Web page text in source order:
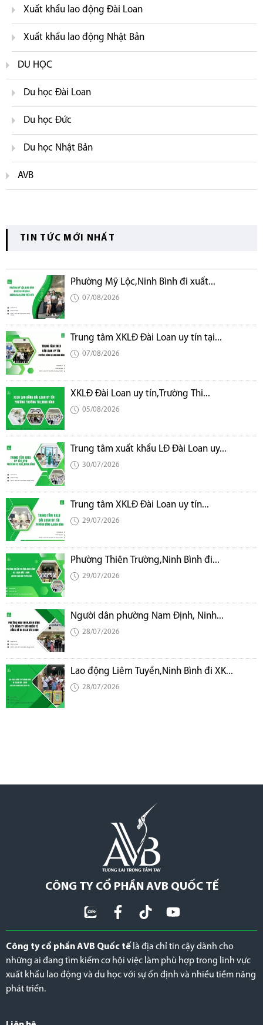
Xuất khẩu lao động Đài Loan
Xuất khẩu lao động Nhật Bản
DU HỌC
Du học Đài Loan
Du học Đức
Du học Nhật Bản
AVB
TIN TỨC MỚI NHẤT
Phường Mỹ Lộc,Ninh Bình đi xuất...
07/08/2026
Trung tâm XKLĐ Đài Loan uy tín tại...
07/08/2026
XKLĐ Đài Loan uy tín,Trường Thi...
05/08/2026
Trung tâm xuất khẩu LĐ Đài Loan uy...
30/07/2026
Trung tâm XKLĐ Đài Loan uy tín...
29/07/2026
Phường Thiên Trường,Ninh Bình đi...
29/07/2026
Người dân phường Nam Định, Ninh...
28/07/2026
Lao động Liêm Tuyền,Ninh Bình đi XK...
28/07/2026
CÔNG TY CỔ PHẦN AVB QUỐC TẾ
Công ty cổ phần AVB Quốc tế là địa chỉ tin cậy dành cho
những ai đang tìm kiếm cơ hội việc làm phù hợp trong lĩnh vực
xuất khẩu lao động và du học với sự ổn định và nhiều tiềm năng
phát triển.